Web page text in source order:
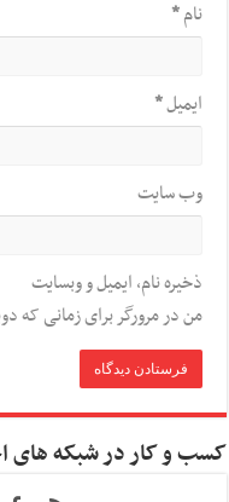
نام*
ایمیل*
وب‌ سایت
ذخیره نام، ایمیل و وبسایت
من در مرورگر برای زمانی که
کسب و کار در شبکه های